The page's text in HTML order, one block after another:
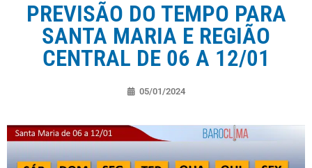
PREVISÃO DO TEMPO PARA
SANTA MARIA E REGIÃO
CENTRAL DE 06 A 12/01
05/01/2024